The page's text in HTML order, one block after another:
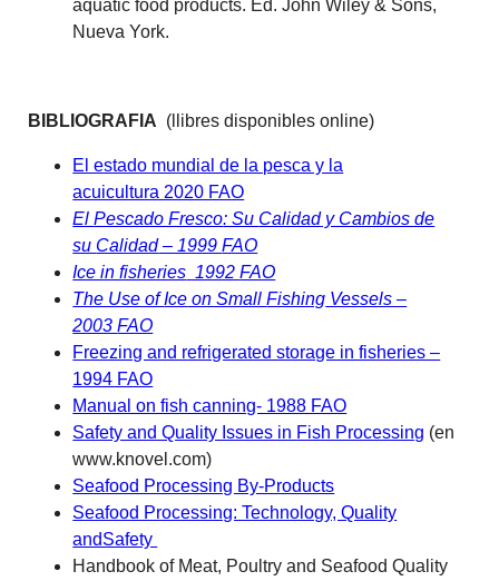
aquatic food products. Ed. John Wiley & Sons,
Nueva York.
BIBLIOGRAFIA (llibres disponibles online)
El estado mundial de la pesca y la
acuicultura 2020 FAO
ElPescado Fresco: Su Calidady Cambios de
su Calidad– 1999FAO
Ice in fisheries 1992FAO
The Use ofIce on SmallFishing Vessels –
2003FAO
Freezing and refrigerated storage in fisheries –
1994 FAO
Manual on fish canning- 1988 FAO
Safety and Quality Issues in Fish Processing (en
www.knovel.com)
Seafood Processing By-Products
Seafood Processing: Technology, Quality
andSafety
Handbook of Meat, Poultry and Seafood Quality